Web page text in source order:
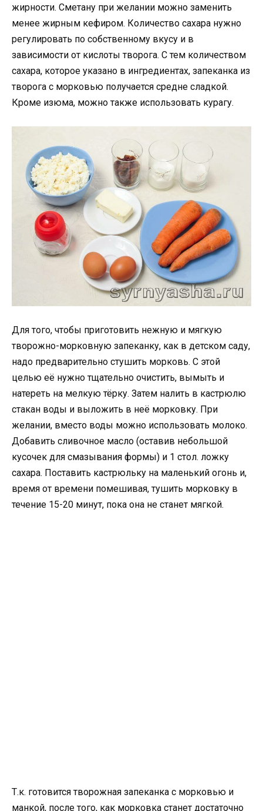
жирности. Сметану при желании можно заменить
менее жирным кефиром. Количество сахара нужно
регулировать по собственному вкусу и в
зависимости от кислоты творога. С тем количеством
сахара, которое указано в ингредиентах, запеканка из
творога с морковью получается средне сладкой.
Кроме изюма, можно также использовать курагу.
Для того, чтобы приготовить нежную и мягкую
творожно-морковную запеканку, как в детском саду,
надо предварительно стушить морковь. С этой
целью её нужно тщательно очистить, вымыть и
натереть на мелкую тёрку. Затем налить в кастрюлю
стакан воды и выложить в неё морковку. При
желании, вместо воды можно использовать молоко.
Добавить сливочное масло (оставив небольшой
кусочек для смазывания формы) и 1 стол. ложку
сахара. Поставить кастрюльку на маленький огонь и,
время от времени помешивая, тушить морковку в
течение 15-20 минут, пока она не станет мягкой.
Т.к. готовится творожная запеканка с морковью и
манкой, после того, как морковка станет достаточно